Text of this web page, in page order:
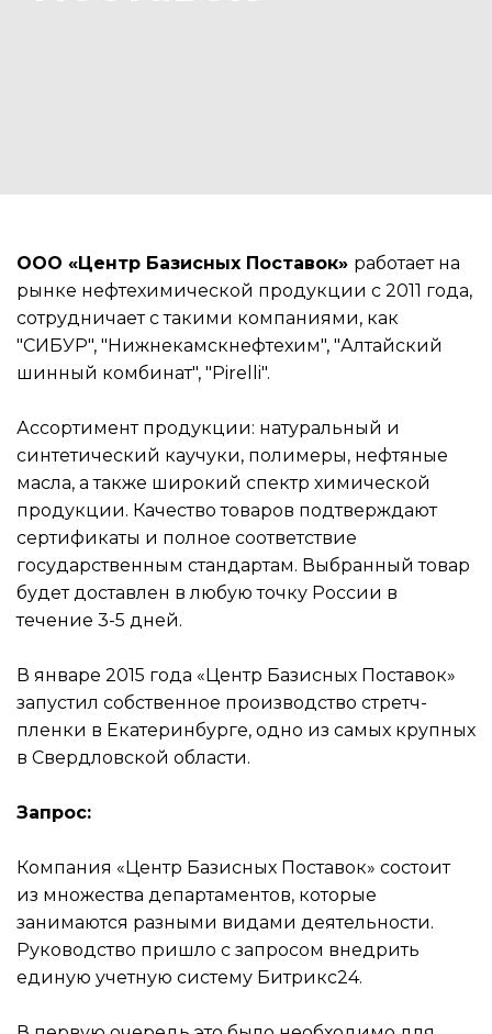
ООО «Центр Базисных Поставок» работает на
рынке нефтехимической продукции с 2011 года,
сотрудничает с такими компаниями, как
"СИБУР", "Нижнекамскнефтехим", "Алтайский
шинный комбинат", "Pirelli".
Ассортимент продукции: натуральный и
синтетический каучуки, полимеры, нефтяные
масла, а также широкий спектр химической
продукции. Качество товаров подтверждают
сертификаты и полное соответствие
государственным стандартам. Выбранный товар
будет доставлен в любую точку России в
течение 3-5 дней.
В январе 2015 года «Центр Базисных Поставок»
запустил собственное производство стретч-
пленки в Екатеринбурге, одно из самых крупных
в Свердловской области.
Запрос:
Компания «Центр Базисных Поставок» состоит
из множества департаментов, которые
занимаются разными видами деятельности.
Руководство пришло с запросом внедрить
единую учетную систему Битрикс24.